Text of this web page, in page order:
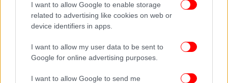
I want to allow Google to enable storage
related to advertising like cookies on web or
device identifiers in apps.
I want to allow my user data to be sent to
Google for online advertising purposes.
I want to allow Google to send me